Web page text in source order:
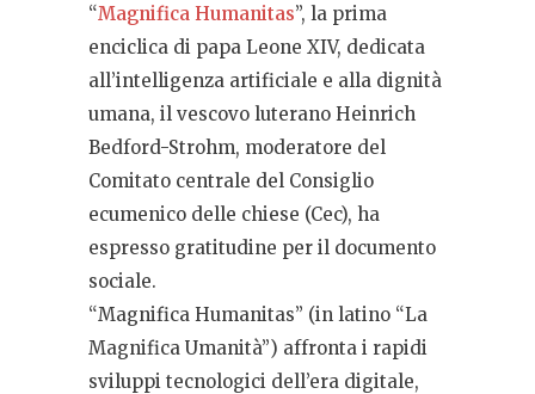
“Magnifica Humanitas”, la prima
enciclica di papa Leone XIV, dedicata
all’intelligenza artificiale e alla dignità
umana, il vescovo luterano Heinrich
Bedford-Strohm, moderatore del
Comitato centrale del Consiglio
ecumenico delle chiese (Cec), ha
espresso gratitudine per il documento
sociale.
“Magnifica Humanitas” (in latino “La
Magnifica Umanità”) affronta i rapidi
sviluppi tecnologici dell’era digitale,